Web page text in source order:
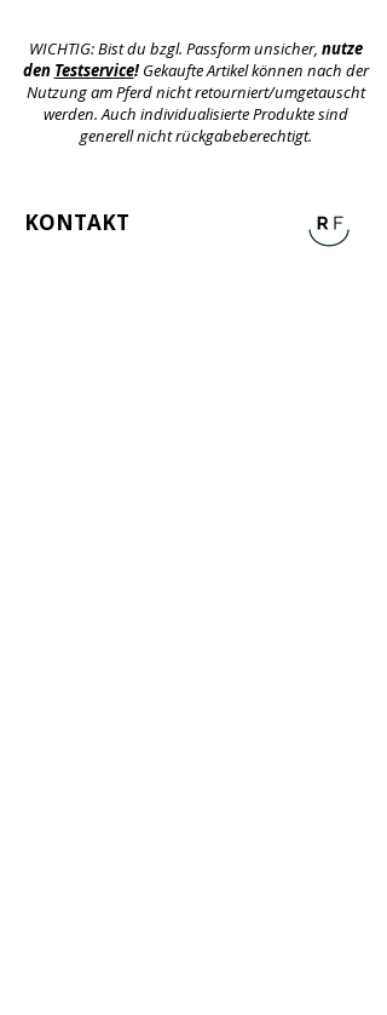
WICHTIG: Bist du bzgl. Passform unsicher, nutze
den Testservice!Gekaufte Artikel können nach der
Nutzung am Pferd nicht retourniert/umgetauscht
werden. Auch individualisierte Produkte sind
generell nicht rückgabeberechtigt.
KONTAKT